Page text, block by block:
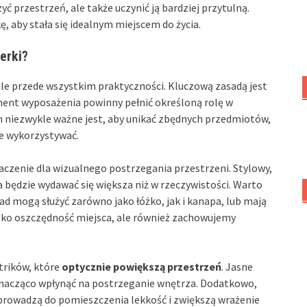
przestrzeń, ale także uczynić ją bardziej przytulną.
aby stała się idealnym miejscem do życia.
przede wszystkim praktyczności. Kluczową zasadą jest
wyposażenia powinny pełnić określoną rolę w
ważne jest, aby unikać zbędnych przedmiotów,
wykorzystywać.
dla wizualnego postrzegania przestrzeni. Stylowy,
wydawać się większa niż w rzeczywistości. Warto
służyć zarówno jako łóżko, jak i kanapa, lub mają
oszczędność miejsca, ale również zachowujemy
które optycznie powiększą przestrzeń. Jasne
wpłynąć na postrzeganie wnętrza. Dodatkowo,
do pomieszczenia lekkość i zwiększą wrażenie